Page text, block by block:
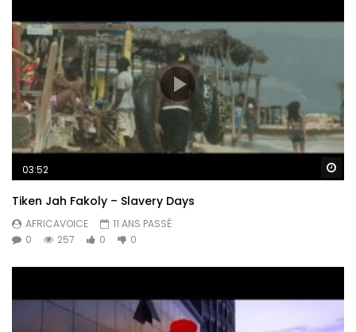
03:52
Tiken Jah Fakoly – Slavery Days
AFRICAVOICE
11 ANS PASSÉ
0
257 0 0